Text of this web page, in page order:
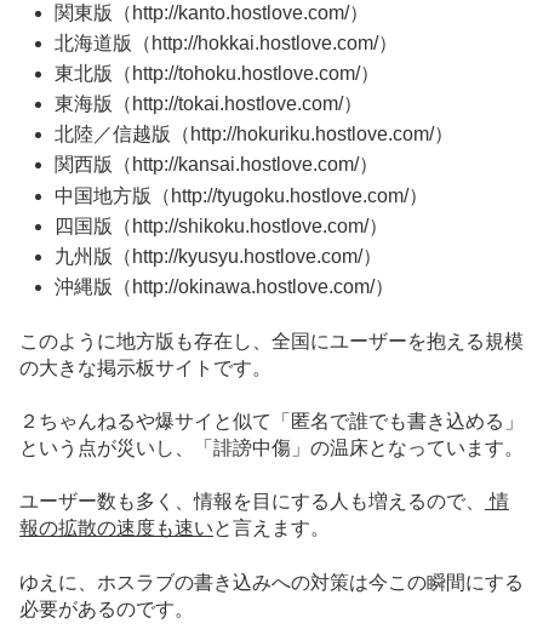
関東版（http://kanto.hostlove.com/）
北海道版（http://hokkai.hostlove.com/）
東北版（http://tohoku.hostlove.com/）
東海版（http://tokai.hostlove.com/）
北陸／信越版（http://hokuriku.hostlove.com/）
関西版（http://kansai.hostlove.com/）
中国地方版（http://tyugoku.hostlove.com/）
四国版（http://shikoku.hostlove.com/）
九州版（http://kyusyu.hostlove.com/）
沖縄版（http://okinawa.hostlove.com/）
このように地方版も存在し、全国にユーザーを抱える規模
の大きな掲示板サイトです。
２ちゃんねるや爆サイと似て「匿名で誰でも書き込める」
という点が災いし、「誹謗中傷」の温床となっています。
ユーザー数も多く、情報を目にする人も増えるので、
情
報の拡散の速度も速いと言えます。
ゆえに、ホスラブの書き込みへの対策は今この瞬間にする
必要があるのです。